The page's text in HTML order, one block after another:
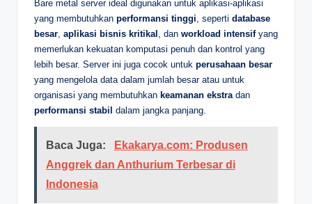
Bare metal server ideal digunakan untuk aplikasi-aplikasi
yang membutuhkan performansi tinggi , seperti database
besar aplikasi bisnis kritikal , dan workload intensifyang
memerlukan kekuatan komputasi penuh dan kontrol yang
lebih besar. Server ini juga cocok untuk perusahaan besar
yang mengelola data dalam jumlah besar atau untuk
organisasi yang membutuhkan keamanan ekstra dan
performansi stabil dalam jangka panjang.
Baca Juga:
Ekakarya.com: Produsen
Anggrek dan Anthurium Terbesar di
Indonesia